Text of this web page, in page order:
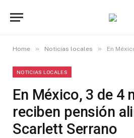
Home » Noticias locales » En México, 3 de 4
NOTICIAS LOCALES
En México, 3 de 4
reciben pensión
Scarlett Serrano